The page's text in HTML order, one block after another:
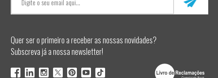
Quer ser o primeiro a receber as nossas novidades?
Subscreva já a nossa newsletter!